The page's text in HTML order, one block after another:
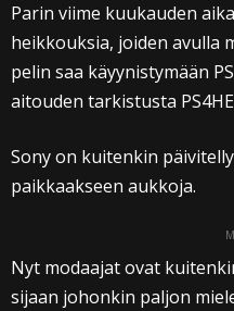
Parin viime kuukauden
heikkouksia, joiden avulla
pelin saa käyynistymään
aitouden tarkistusta
Sony on kuitenkin
paikkaakseen aukkoja.
Nyt modaajat ovat
sijaan johonkin paljon